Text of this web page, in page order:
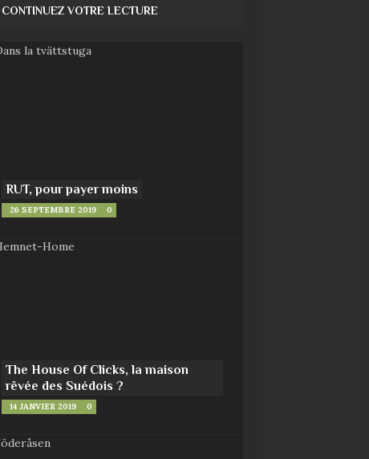
CONTINUEZ VOTRE LECTURE
RUT, pour payer moins
26 SEPTEMBRE 2019 0
The House Of Clicks, la maison
rêvée des Suédois ?
14 JANVIER 2019 0